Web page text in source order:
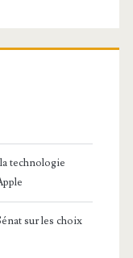
technologie
sur les choix